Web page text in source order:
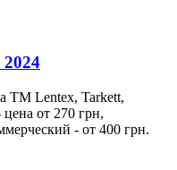
2024
ТМ Lentex, Tarkett,
от 270 грн,
- от 400 грн.